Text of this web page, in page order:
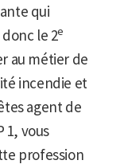
qui
le 2e
au métier de
incendie et
agent de
1, vous
profession